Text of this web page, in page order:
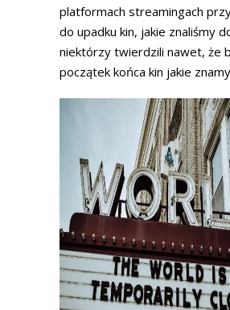
platformach streamingach
do upadku kin, jakie znaliśmy
niektórzy twierdzili nawet, że
początek końca kin jakie